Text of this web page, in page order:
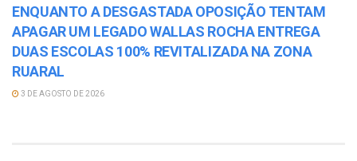
ENQUANTO A DESGASTADA OPOSIÇÃO TENTAM
APAGAR UM LEGADO WALLAS ROCHA ENTREGA
DUAS ESCOLAS 100% REVITALIZADA NA ZONA
RUARAL
3 DE AGOSTO DE 2026